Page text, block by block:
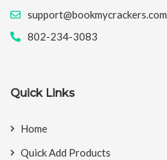
support@bookmycrackers.com
802-234-3083
Quick Links
Home
Quick Add Products